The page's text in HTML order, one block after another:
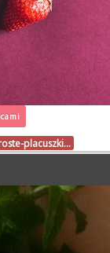
placuszki…